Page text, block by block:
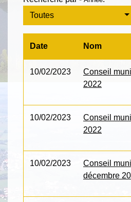
Toutes
Date Nom
10/02/2023
Conseil
2022
10/02/2023
Conseil
2022
10/02/2023
Conseil
décembre